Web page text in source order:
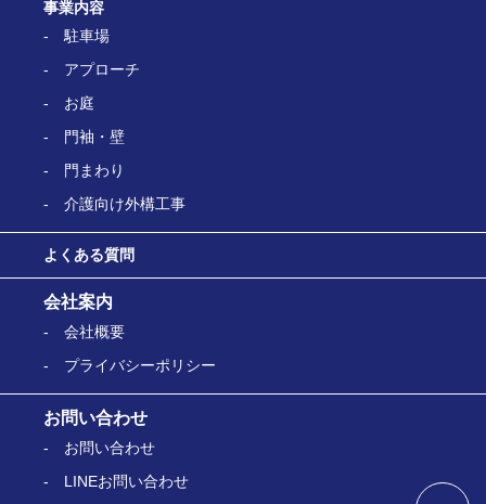
事業内容
駐車場
アプローチ
お庭
門袖・壁
門まわり
介護向け外構工事
よくある質問
会社案内
会社概要
プライバシーポリシー
お問い合わせ
お問い合わせ
LINEお問い合わせ